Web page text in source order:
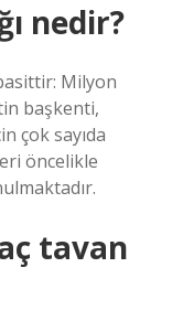
nedir?
Milyon
başkenti,
çok sayıda
öncelikle
tavan